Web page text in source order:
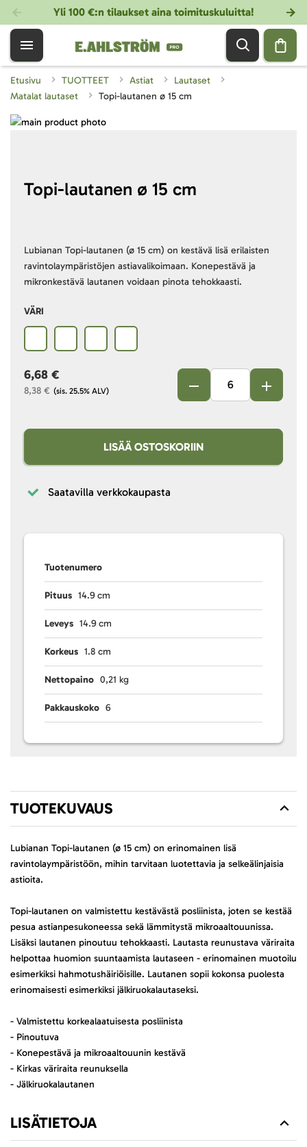
Yli 100 €:n tilaukset aina toimituskuluitta!
Etusivu TUOTTEET Astiat
Lautaset
Matalat lautaset
Topi-lautanen ø 15 cm
Topi-lautanen ø 15 cm
Lubianan Topi-lautanen (ø 15 cm) on kestävä lisä erilaisten
ravintolaympäristöjen astiavalikoimaan. Konepestävä ja
mikronkestävä lautanen voidaan pinota tehokkaasti.
VÄRI
(sis. 25.5% ALV)
8,38 €
6,68 €
LISÄÄ OSTOSKORIIN
Saatavilla verkkokaupasta
Tuotenumero
Pituus 14.9 cm
Leveys 14.9 cm
Korkeus 1.8 cm
Nettopaino 0,21 kg
Pakkauskoko 6
Skip
beginning
gallery
TUOTEKUVAUS
Lubianan Topi-lautanen (ø 15 cm) on erinomainen lisä
ravintolaympäristöön, mihin tarvitaan luotettavia ja selkeälinjaisia
astioita.
Topi-lautanen on valmistettu kestävästä posliinista, joten se kestää
pesua astianpesukoneessa sekä lämmitystä mikroaaltouunissa.
Lisäksi lautanen pinoutuu tehokkaasti. Lautasta reunustava väriraita
helpottaa huomion suuntaamista lautaseen - erinomainen muotoilu
esimerkiksi hahmotushäiriöisille. Lautanen sopii kokonsa puolesta
erinomaisesti esimerkiksi jälkiruokalautaseksi.
- Valmistettu korkealaatuisesta posliinista
- Pinoutuva
- Konepestävä ja mikroaaltouunin kestävä
- Kirkas väriraita reunuksella
- Jälkiruokalautanen
LISÄTIETOJA